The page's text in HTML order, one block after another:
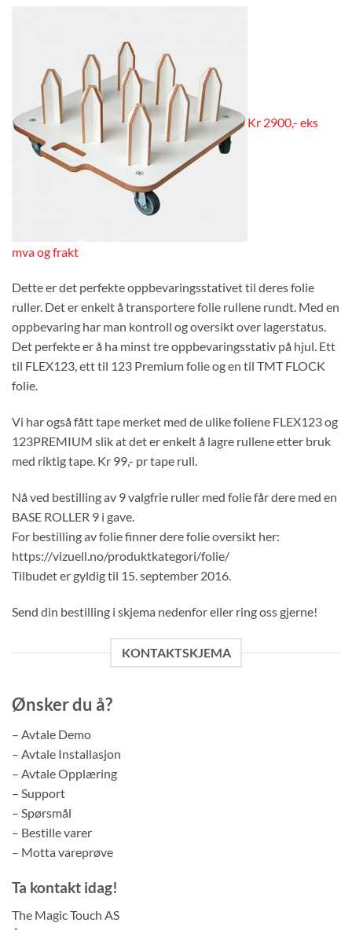
Kr 2900,- eks
mva og frakt
Dette er det perfekte oppbevaringsstativet til deres folie
ruller. Det er enkelt å transportere folie rullene rundt. Med en
oppbevaring har man kontroll og oversikt over lagerstatus.
Det perfekte er å ha minst tre oppbevaringsstativ på hjul. Ett
til FLEX123, ett til 123 Premium folie og en til TMT FLOCK
folie.
Vi har også fått tape merket med de ulike foliene FLEX123 og
123PREMIUM slik at det er enkelt å lagre rullene etter bruk
med riktig tape. Kr 99,- pr tape rull.
Nå ved bestilling av 9 valgfrie ruller med folie får dere med en
BASE ROLLER 9 i gave.
For bestilling av folie finner dere folie oversikt her:
https://vizuell.no/produktkategori/folie/
Tilbudet er gyldig til 15. september 2016.
Send din bestilling i skjema nedenfor eller ring oss gjerne!
KONTAKTSKJEMA
Ønsker du å?
– Avtale Demo
– Avtale Installasjon
– Avtale Opplæring
– Support
– Spørsmål
– Bestille varer
– Motta vareprøve
Ta kontakt idag!
The Magic Touch AS